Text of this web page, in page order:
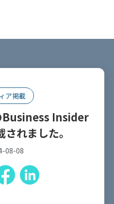
ア掲載
Business Insider
れました。
08-08